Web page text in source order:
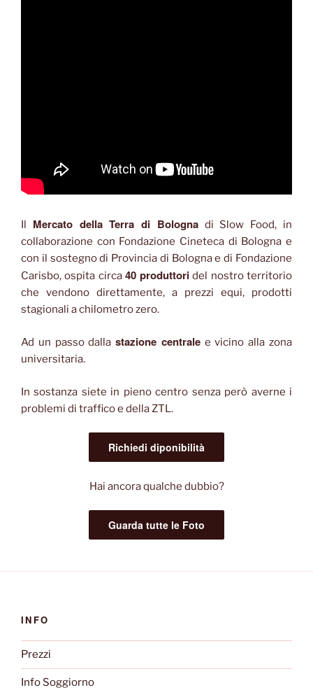
Il Mercato della Terra di Bolognadi Slow Food, in
collaborazione con Fondazione Cineteca di Bologna e
con il sostegno di Provincia di Bologna e di Fondazione
Carisbo, ospita circa 40 produttori del nostro territorio
che vendono direttamente, a prezzi equi, prodotti
stagionali a chilometro zero.
Ad un passo dallastazione centralee vicino alla zona
universitaria.
In sostanza siete in pieno centro senza però averne i
problemi di traffico e della ZTL.
Richiedi diponibilità
Hai ancora qualche dubbio?
Guarda tutte le Foto
INFO
Prezzi
Info Soggiorno